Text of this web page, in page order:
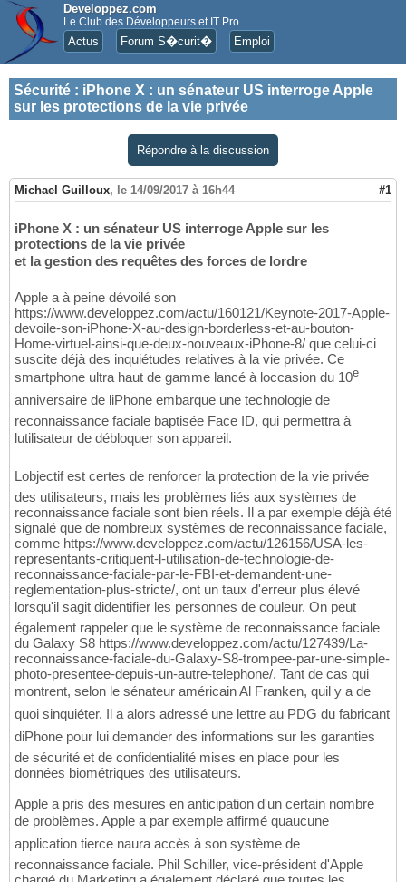
Developpez.com
Le Club des Développeurs et IT Pro
Actus Forum S�curit� Emploi
Sécurité : iPhone X : un sénateur US interroge Apple
sur les protections de la vie privée
Répondre à la discussion
Michael Guilloux, le 14/09/2017 à 16h44 #1
iPhone X : un sénateur US interroge Apple sur les
protections de la vie privée
et la gestion des requêtes des forces de lordre
Apple a à peine dévoilé son
https://www.developpez.com/actu/160121/Keynote-2017-Apple-
devoile-son-iPhone-X-au-design-borderless-et-au-bouton-
Home-virtuel-ainsi-que-deux-nouveaux-iPhone-8/ que celui-ci
suscite déjà des inquiétudes relatives à la vie privée. Ce
smartphone ultra haut de gamme lancé à loccasion du 10e
anniversaire de liPhone embarque une technologie de
reconnaissance faciale baptisée Face ID, qui permettra à
lutilisateur de débloquer son appareil.
Lobjectif est certes de renforcer la protection de la vie privée
des utilisateurs, mais les problèmes liés aux systèmes de
reconnaissance faciale sont bien réels. Il a par exemple déjà été
signalé que de nombreux systèmes de reconnaissance faciale,
comme https://www.developpez.com/actu/126156/USA-les-
representants-critiquent-l-utilisation-de-technologie-de-
reconnaissance-faciale-par-le-FBI-et-demandent-une-
reglementation-plus-stricte/, ont un taux d'erreur plus élevé
lorsqu'il sagit didentifier les personnes de couleur. On peut
également rappeler que le système de reconnaissance faciale
du Galaxy S8 https://www.developpez.com/actu/127439/La-
reconnaissance-faciale-du-Galaxy-S8-trompee-par-une-simple-
photo-presentee-depuis-un-autre-telephone/. Tant de cas qui
montrent, selon le sénateur américain Al Franken, quil y a de
quoi sinquiéter. Il a alors adressé une lettre au PDG du fabricant
diPhone pour lui demander des informations sur les garanties
de sécurité et de confidentialité mises en place pour les
données biométriques des utilisateurs.
Apple a pris des mesures en anticipation d'un certain nombre
de problèmes. Apple a par exemple affirmé quaucune
application tierce naura accès à son système de
reconnaissance faciale. Phil Schiller, vice-président d'Apple